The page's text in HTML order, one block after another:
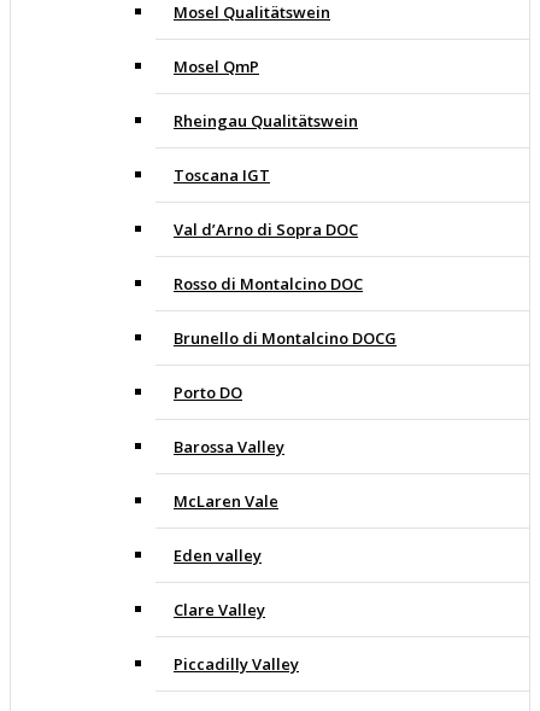
Mosel Qualitätswein
Mosel QmP
Rheingau Qualitätswein
Toscana IGT
Val d’Arno di Sopra DOC
Rosso di Montalcino DOC
Brunello di Montalcino DOCG
Porto DO
Barossa Valley
McLaren Vale
Eden valley
Clare Valley
Piccadilly Valley